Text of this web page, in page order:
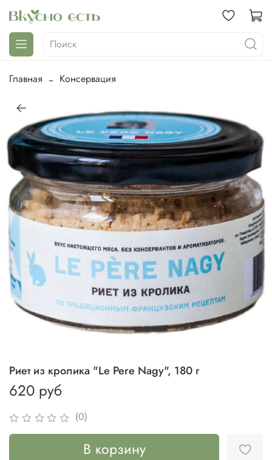
Главная Консервация
(0)
Риет из кролика "Le Pere Nagy", 180 г
620 руб
В корзину